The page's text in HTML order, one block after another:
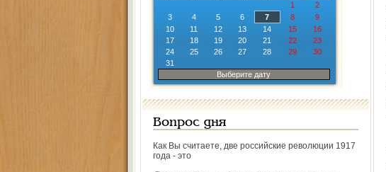
1
2
3
4 5 6 7 8
9
10
11 12 13 14 15
16
17
18 19 20 21 22
23
24
25 26 27 28 29
30
31
Выберите дату
Вопрос дня
Как Вы считаете, две российские революции 1917
года - это